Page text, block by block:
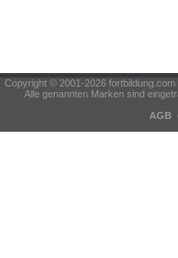
Copyright © 2001-2026
Alle genannten Marken sind
AGB